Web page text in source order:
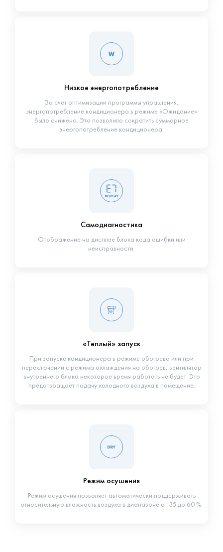
Низкое энергопотребление
За счет оптимизации программы управления,
энергопотребление кондиционера в режиме «Ожидание»
было снижено. Это позволило сократить суммарное
энергопотребление кондиционера.
Самодиагностика
Отображение на дисплее блока кода ошибки или
неисправности.
«Теплый» запуск
При запуске кондиционера в режиме обогрева или при
переключении с режима охлаждения на обогрев, вентилятор
внутреннего блока некоторое время работать не будет. Это
предотвращает подачу холодного воздуха в помещение.
Режим осушения
Режим осушения позволяет автоматически поддерживать
относительную влажность воздуха в диапазоне от 35 до 60 %.